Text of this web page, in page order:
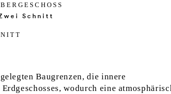
Baugrenzen, die innere
wodurch eine